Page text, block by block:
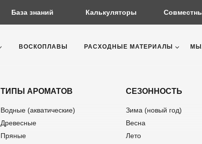
База знаний Калькуляторы
ВОСКОПЛАВЫ РАСХОДНЫЕ МАТЕРИАЛЫ
ТИПЫ АРОМАТОВ СЕЗОННОСТЬ
Водные (акватические)
Древесные
Пряные
Лето
Весна
Зима (новый год)